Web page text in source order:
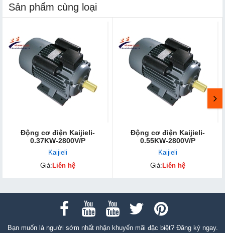
Sản phẩm cùng loại
Động cơ điện Kaijieli-
0.37KW-2800V/P
Kaijieli
Giá: Liên hệ
Động cơ điện Kaijieli-
0.55KW-2800V/P
Kaijieli
Giá: Liên hệ
Bạn muốn là người sớm nhất nhận khuyến mãi đặc biệt? Đăng ký ngay.